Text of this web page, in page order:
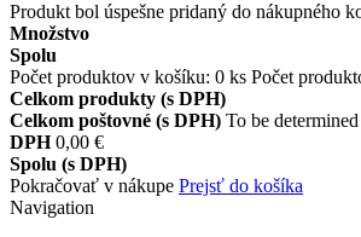
Produkt bol úspešne pridaný do nákupného
Množstvo
Spolu
Počet produktov v košíku: 0 ks Počet
Celkom produkty (s DPH)
Celkom poštovné (s DPH) To be determined
DPH 0,00 €
Spolu (s DPH)
Pokračovať v nákupe Prejsť do košíka
Navigation